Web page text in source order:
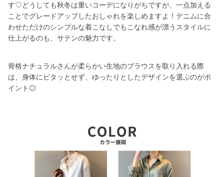
す♡どうしても秋冬は重いコーデになりがちですが、一点加える
ことでグレードアップしたおしゃれを楽しめますよ！デニムに合
わせただけのシンプルな着こなしでもこなれ感が漂うスタイルに
仕上がるのも、サテンの魅力です。
骨格ナチュラルさんが柔らかい生地のブラウスを取り入れる際
は、身体にピタッとせず、ゆったりとしたデザインを選ぶのがポ
イント◎